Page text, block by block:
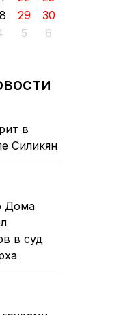
29
30
5 6
в
Силикян
Дома
в суд